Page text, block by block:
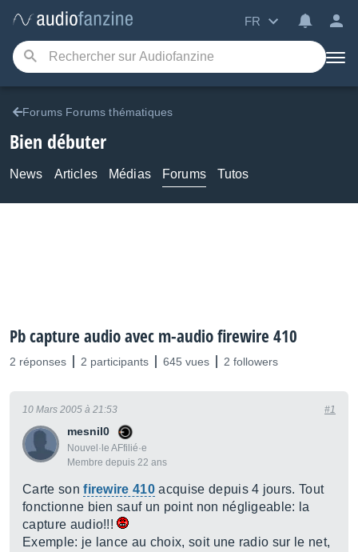
FR
Forums Forums thématiques
Bien débuter
News Articles Médias Forums Tutos
Pb capture audio avec m-audio firewire 410
2 réponses 2 participants 645 vues 2 followers
mesnil0
Nouvel·le AFfilié·e
Membre depuis 22 ans
10 Mars 2005 à 21:53 #1
Carte sonfirewire 410 acquise depuis 4 jours. Tout
fonctionne bien sauf un point non négligeable: la
capture audio!!!
Exemple: je lance au choix, soit une radio sur le net,